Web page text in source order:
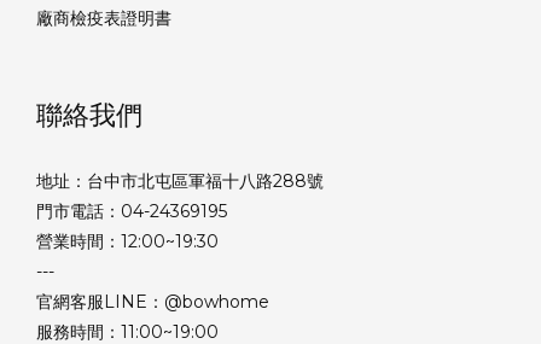
廠商檢疫表證明書
聯絡我們
地址：台中市北屯區軍福十八路288號
門市電話：04-24369195
營業時間：12:00~19:30
---
官網客服LINE：@bowhome
服務時間：11:00~19:00